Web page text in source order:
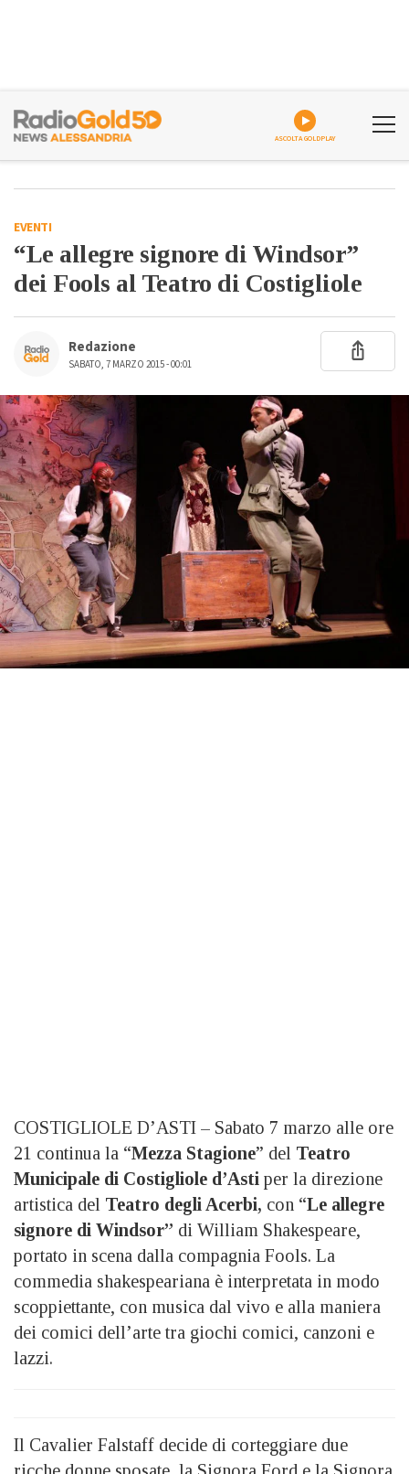
ASCOLTA GOLDPLAY
EVENTI
“Le allegre signore di Windsor”
dei Fools al Teatro di Costigliole
Redazione
SABATO, 7 MARZO 2015 - 00:01
COSTIGLIOLE D’ASTI – Sabato 7 marzo alle ore
21 continua la “Mezza Stagione” del Teatro
Municipale di Costigliole d’Asti per la direzione
artistica del Teatro degli Acerbi, con “Le allegre
signore di Windsor” di William Shakespeare,
portato in scena dalla compagnia Fools. La
commedia shakespeariana è interpretata in modo
scoppiettante, con musica dal vivo e alla maniera
dei comici dell’arte tra giochi comici, canzoni e
lazzi.
Il Cavalier Falstaff decide di corteggiare due